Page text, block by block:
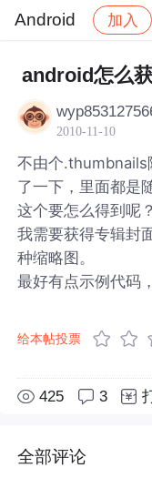
Android 加入
Android
android怎么
2010-11-10
不由个.thumbnails
了一下，里面都是
这个要怎么得到呢？
我需要获得专辑封
种缩略图。
最好有点示例代码
给本帖投票
425 3
全部评论